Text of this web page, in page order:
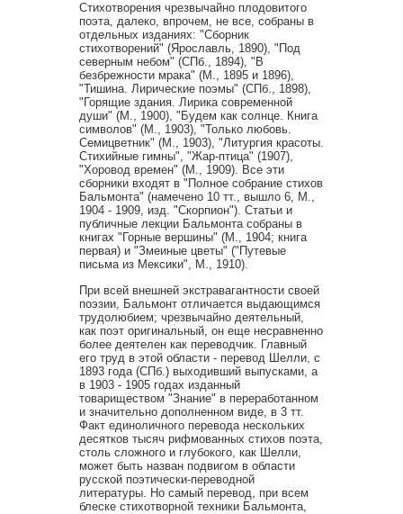
Стихотворения чрезвычайно плодовитого
поэта, далеко, впрочем, не все, собраны в
отдельных изданиях: "Сборник
стихотворений" (Ярославль, 1890), "Под
северным небом" (СПб., 1894), "В
безбрежности мрака" (М., 1895 и 1896),
"Тишина. Лирические поэмы" (СПб., 1898),
"Горящие здания. Лирика современной
души" (М., 1900), "Будем как солнце. Книга
символов" (М., 1903), "Только любовь.
Семицветник" (М., 1903), "Литургия красоты.
Стихийные гимны", "Жар-птица" (1907),
"Хоровод времен" (М., 1909). Все эти
сборники входят в "Полное собрание стихов
Бальмонта" (намечено 10 тт., вышло 6, М.,
1904 - 1909, изд. "Скорпион"). Статьи и
публичные лекции Бальмонта собраны в
книгах "Горные вершины" (М., 1904; книга
первая) и "Змеиные цветы" ("Путевые
письма из Мексики", М., 1910).
При всей внешней экстравагантности своей
поэзии, Бальмонт отличается выдающимся
трудолюбием; чрезвычайно деятельный,
как поэт оригинальный, он еще несравненно
более деятелен как переводчик. Главный
его труд в этой области - перевод Шелли, с
1893 года (СПб.) выходивший выпусками, а
в 1903 - 1905 годах изданный
товариществом "Знание" в переработанном
и значительно дополненном виде, в 3 тт.
Факт единоличного перевода нескольких
десятков тысяч рифмованных стихов поэта,
столь сложного и глубокого, как Шелли,
может быть назван подвигом в области
русской поэтически-переводной
литературы. Но самый перевод, при всем
блеске стихотворной техники Бальмонта,